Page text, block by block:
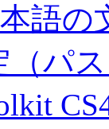
語
（パ